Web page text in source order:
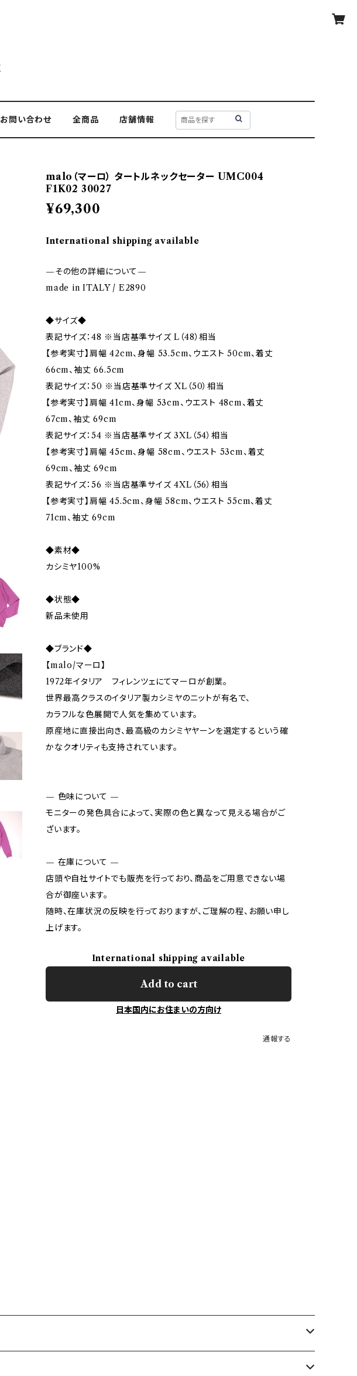
お問い合わせ 全商品 店舗情報
malo（マーロ） タートルネックセーター UMC004
F1K02 30027
¥69,300
International shipping available
—その他の詳細について—
made in ITALY / E2890
◆サイズ◆
表記サイズ：48 ※当店基準サイズ L（48）相当
【参考実寸】肩幅 42cm、身幅 53.5cm、ウエスト 50cm、着丈
66cm、袖丈 66.5cm
表記サイズ：50 ※当店基準サイズ XL（50）相当
【参考実寸】肩幅 41cm、身幅 53cm、ウエスト 48cm、着丈
67cm、袖丈 69cm
表記サイズ：54 ※当店基準サイズ 3XL（54）相当
【参考実寸】肩幅 45cm、身幅 58cm、ウエスト 53cm、着丈
69cm、袖丈 69cm
表記サイズ：56 ※当店基準サイズ 4XL（56）相当
【参考実寸】肩幅 45.5cm、身幅 58cm、ウエスト 55cm、着丈
71cm、袖丈 69cm
◆素材◆
カシミヤ100%
◆状態◆
新品未使用
◆ブランド◆
【malo/マーロ】
1972年イタリア フィレンツェにてマーロが創業。
世界最高クラスのイタリア製カシミヤのニットが有名で、
カラフルな色展開で人気を集めています。
原産地に直接出向き、最高級のカシミヤヤーンを選定するという確
かなクオリティも支持されています。
— 色味について —
モニターの発色具合によって、実際の色と異なって見える場合がご
ざいます。
— 在庫について —
店頭や自社サイトでも販売を行っており、商品をご用意できない場
合が御座います。
随時、在庫状況の反映を行っておりますが、ご理解の程、お願い申し
上げます。
International shipping available
Add to cart
日本国内にお住まいの方向け
通報する